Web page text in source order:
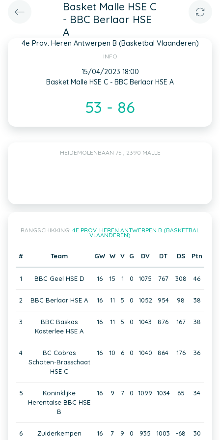
Basket Malle HSE C
- BBC Berlaar HSE
A
4e Prov. Heren Antwerpen B (Basketbal Vlaanderen)
INFO
15/04/2023 18:00
Basket Malle HSE C - BBC Berlaar HSE A
53 - 86
HEIDEMOLENBAAN 75 , 2390 MALLE
RANGSCHIKKING: 4E PROV. HEREN ANTWERPEN B (BASKETBAL
VLAANDEREN)
# Team GW W V G DV DT DS Ptn
1 BBC Geel HSE D 16 15 1 0 1075 767 308 46
2 BBC Berlaar HSE A 16 11 5 0 1052 954 98 38
3
BBC Baskas
Kasterlee HSE A
16 11 5 0 1043 876 167 38
4
BC Cobras
Schoten-Brasschaat
HSE C
16 10 6 0 1040 864 176 36
5
Koninklijke
Herentalse BBC HSE
B
16 9 7 0 1099 1034 65 34
6
Zuiderkempen
16 7 9 0 935 1003 -68 30